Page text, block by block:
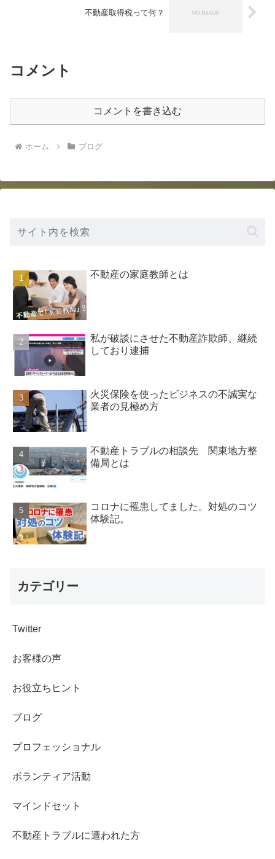
不動産取得税って何？
コメント
コメントを書き込む
ホーム ブログ
不動産の家庭教師とは
私が破談にさせた不動産詐欺師、継続
しており逮捕
火災保険を使ったビジネスの不誠実な
業者の見極め方
不動産トラブルの相談先 関東地方整
備局とは
コロナに罹患してました。対処のコツ
体験記。
カテゴリー
Twitter
お客様の声
お役立ちヒント
ブログ
プロフェッショナル
ボランティア活動
マインドセット
不動産トラブルに遭われた方